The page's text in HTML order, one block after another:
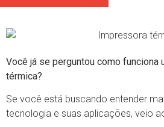
Você já se perguntou como funciona
térmica?
Se você está buscando entender
tecnologia e suas aplicações, veio